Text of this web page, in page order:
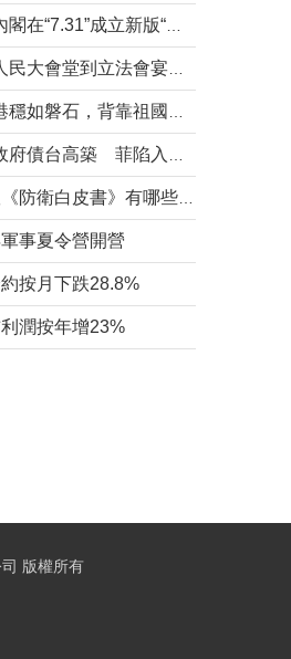
事夏令營開營
按月下跌28.8%
潤按年增23%
版權所有